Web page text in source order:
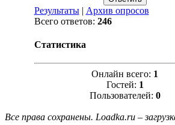
Результаты| Архив опросов
Всего ответов: 246
Статистика
Онлайн всего: 1
Гостей: 1
Пользователей: 0
Все права сохранены. Loadka.ru –